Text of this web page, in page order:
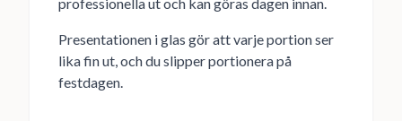
Presentationen i glas gör att varje portion ser
lika fin ut, och du slipper portionera på
festdagen.